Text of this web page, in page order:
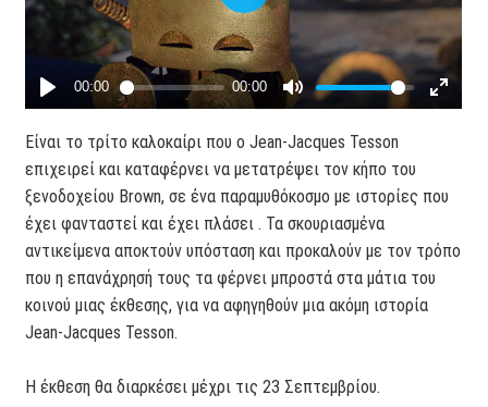
Είναι το τρίτο καλοκαίρι που ο Jean-Jacques Tesson
επιχειρεί και καταφέρνει να μετατρέψει τον κήπο του
ξενοδοχείου Brown, σε ένα παραμυθόκοσμο με ιστορίες που
έχει φανταστεί και έχει πλάσει . Τα σκουριασμένα
αντικείμενα αποκτούν υπόσταση και προκαλούν με τον τρόπο
που η επανάχρησή τους τα φέρνει μπροστά στα μάτια του
κοινού μιας έκθεσης, για να αφηγηθούν μια ακόμη ιστορία
Jean-Jacques Tesson.
Η έκθεση θα διαρκέσει μέχρι τις 23 Σεπτεμβρίου.